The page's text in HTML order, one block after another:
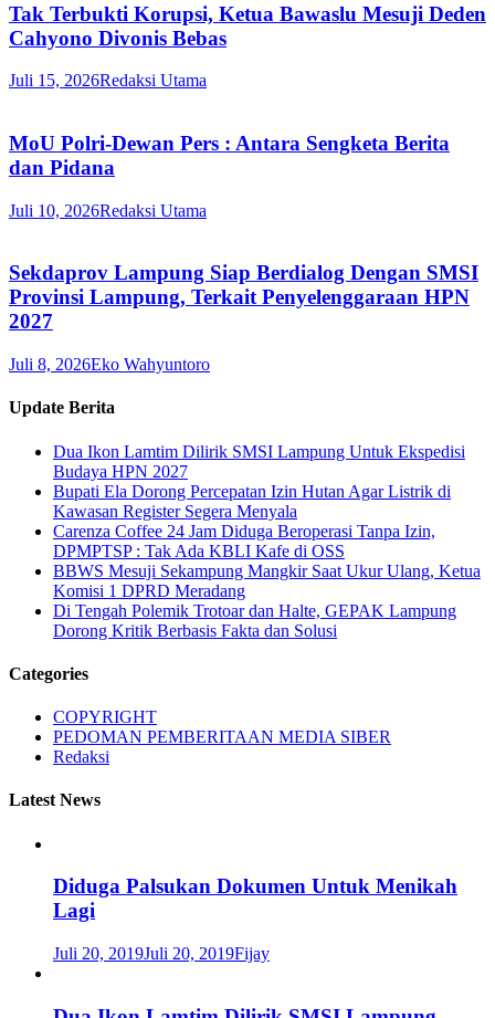
Tak Terbukti Korupsi, Ketua Bawaslu Mesuji Deden
Cahyono Divonis Bebas
Juli 15, 2026Redaksi Utama
MoU Polri-Dewan Pers : Antara Sengketa Berita
dan Pidana
Juli 10, 2026Redaksi Utama
Sekdaprov Lampung Siap Berdialog Dengan SMSI
Provinsi Lampung, Terkait Penyelenggaraan HPN
2027
Juli 8, 2026Eko Wahyuntoro
Update Berita
Dua Ikon Lamtim Dilirik SMSI Lampung Untuk Ekspedisi
Budaya HPN 2027
Bupati Ela Dorong Percepatan Izin Hutan Agar Listrik di
Kawasan Register Segera Menyala
Carenza Coffee 24 Jam Diduga Beroperasi Tanpa Izin,
DPMPTSP : Tak Ada KBLI Kafe di OSS
BBWS Mesuji Sekampung Mangkir Saat Ukur Ulang, Ketua
Komisi 1 DPRD Meradang
Di Tengah Polemik Trotoar dan Halte, GEPAK Lampung
Dorong Kritik Berbasis Fakta dan Solusi
Categories
COPYRIGHT
PEDOMAN PEMBERITAAN MEDIA SIBER
Redaksi
Latest News
Diduga Palsukan Dokumen Untuk Menikah
Lagi
Juli 20, 2019Juli 20, 2019Fijay